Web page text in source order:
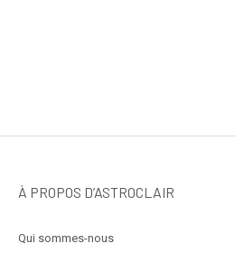
À PROPOS D’ASTROCLAIR
Qui sommes-nous